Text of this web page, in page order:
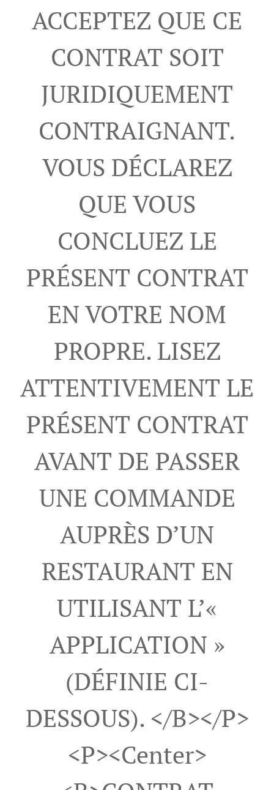
ACCEPTEZ QUE CE
CONTRAT SOIT
JURIDIQUEMENT
CONTRAIGNANT.
VOUS DÉCLAREZ
QUE VOUS
CONCLUEZ LE
PRÉSENT CONTRAT
EN VOTRE NOM
PROPRE. LISEZ
ATTENTIVEMENT LE
PRÉSENT CONTRAT
AVANT DE PASSER
UNE COMMANDE
AUPRÈS D’UN
RESTAURANT EN
UTILISANT L’«
APPLICATION »
(DÉFINIE CI-
DESSOUS). </b></p>
<p><center>